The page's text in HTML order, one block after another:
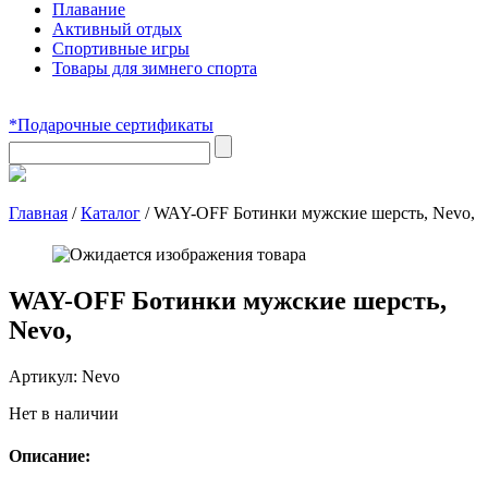
Плавание
Активный отдых
Спортивные игры
Товары для зимнего спорта
*Подарочные сертификаты
Главная /Каталог /WAY-OFF Ботинки мужские шерсть, Nevo,
WAY-OFF Ботинки мужские шерсть,
Nevo,
Артикул: Nevo
Нет в наличии
Описание: